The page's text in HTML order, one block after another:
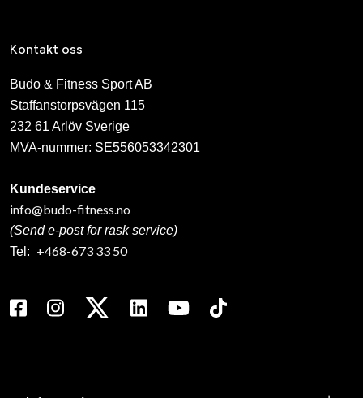
Kontakt oss
Budo & Fitness Sport AB
Staffanstorpsvägen 115
232 61 Arlöv Sverige
MVA-nummer: SE556053342301
Kundeservice
info@budo-fitness.no
(Send e-post for rask service)
Tel: +468-673 33 50